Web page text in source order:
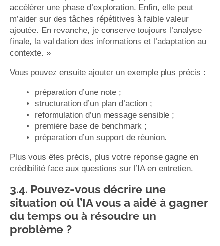
accélérer une phase d’exploration. Enfin, elle peut
m’aider sur des tâches répétitives à faible valeur
ajoutée. En revanche, je conserve toujours l’analyse
finale, la validation des informations et l’adaptation au
contexte. »
Vous pouvez ensuite ajouter un exemple plus précis :
préparation d’une note ;
structuration d’un plan d’action ;
reformulation d’un message sensible ;
première base de benchmark ;
préparation d’un support de réunion.
Plus vous êtes précis, plus votre réponse gagne en
crédibilité face aux questions sur l’IA en entretien.
3.4. Pouvez-vous décrire une
situation où l’IA vous a aidé à gagner
du temps ou à résoudre un
problème ?